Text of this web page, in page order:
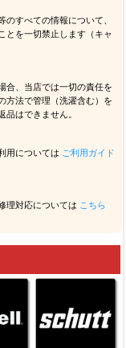
すべての情報について、
とを一切禁止します（キャ
合、当店では一切の責任を
方法で管理（洗濯含む）を
品はできません。
用については ご利用ガイド
理対応については こちら